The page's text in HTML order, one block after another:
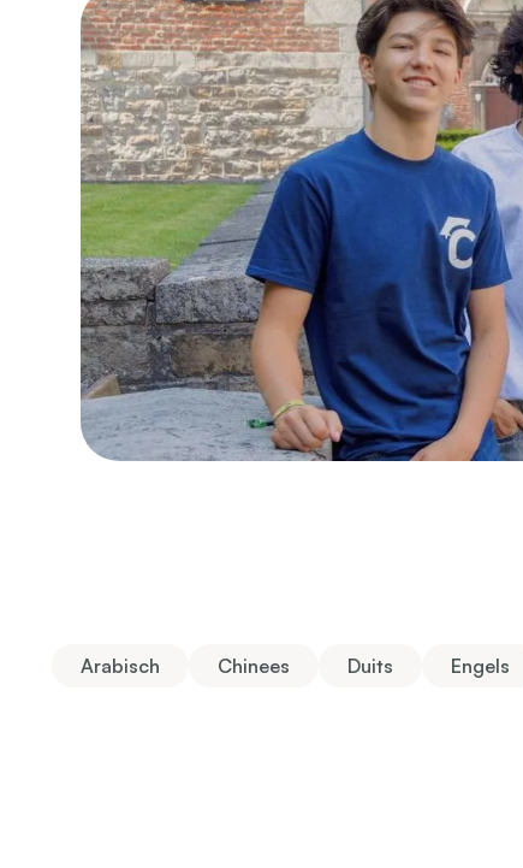
Arabisch Chinees Duits Engels